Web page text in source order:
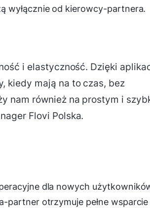
wyłącznie od kierowcy-partnera.
i elastyczność. Dzięki
kiedy mają na to czas, bez
nam również na prostym i
Flovi Polska.
dla nowych
partner otrzymuje pełne wsparcie